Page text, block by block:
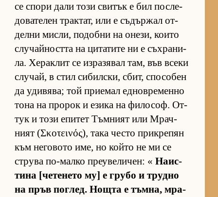
се спори дали този сви­тък е бил пос­ле­
до­ва­те­лен трак­тат, или е съ­дър­жал от­
делни мис­ли, по­добни на оне­зи, ко­ито
слу­чай­ността на ци­та­тите ни е съх­ра­ни­
ла. Хе­рак­лит се из­ра­зя­вал там, във всеки
слу­чай, в стил си­бил­с­ки, сбит, спо­со­бен
да уди­вя­ва; той при­е­мал ед­нов­ре­менно
тона на про­рок и езика на фи­ло­соф. От­
тук и този епи­тет Тъм­ният или Мрач­
ният (Σκοτεινός), така често прик­ре­пян
към не­го­вото име, но който не ми се
струва по-малко пре­у­ве­ли­чен: « На­ис­
тина [че­те­нето му] е грубо и трудно
на пръв пог­лед. Нощта е тъм­на, мра­